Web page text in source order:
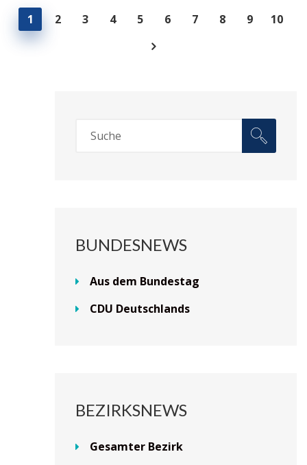
1 2 3 4 5 6 7 8 9 10
BUNDESNEWS
Aus dem Bundestag
CDU Deutschlands
BEZIRKSNEWS
Gesamter Bezirk